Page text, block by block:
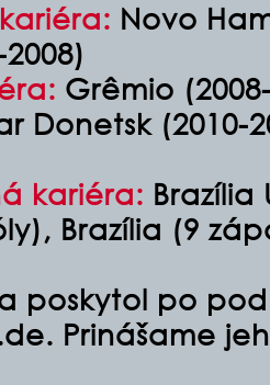
Novo
Grêmio
Donetsk (2010-
kariéra: Brazília
Brazília (9
poskytol po
Prinášame